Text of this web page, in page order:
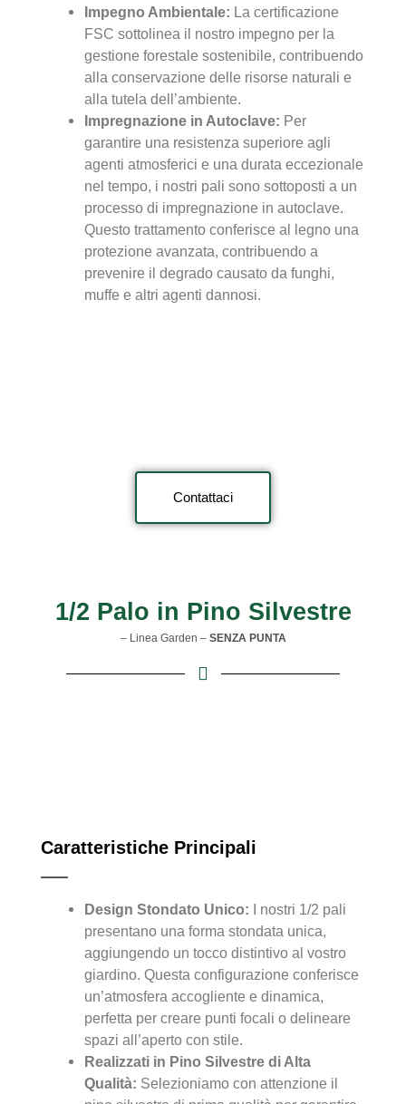
Impegno Ambientale: La certificazione
FSC sottolinea il nostro impegno per la
gestione forestale sostenibile, contribuendo
alla conservazione delle risorse naturali e
alla tutela dell’ambiente.
Impregnazione in Autoclave: Per
garantire una resistenza superiore agli
agenti atmosferici e una durata eccezionale
nel tempo, i nostri pali sono sottoposti a un
processo di impregnazione in autoclave.
Questo trattamento conferisce al legno una
protezione avanzata, contribuendo a
prevenire il degrado causato da funghi,
muffe e altri agenti dannosi.
Contattaci
1/2 Palo in Pino Silvestre
– Linea Garden – SENZA PUNTA
Caratteristiche Principali
Design Stondato Unico: I nostri 1/2 pali
presentano una forma stondata unica,
aggiungendo un tocco distintivo al vostro
giardino. Questa configurazione conferisce
un’atmosfera accogliente e dinamica,
perfetta per creare punti focali o delineare
spazi all’aperto con stile.
Realizzati in Pino Silvestre di Alta
Qualità: Selezioniamo con attenzione il